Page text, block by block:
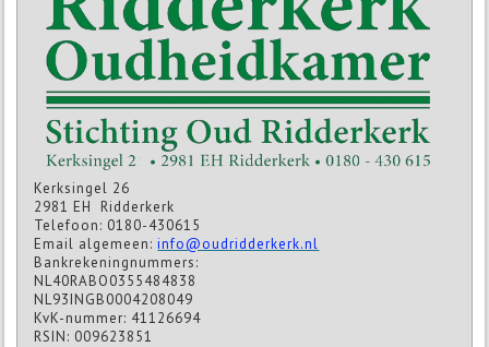
Kerksingel 26
2981 EH Ridderkerk
Telefoon: 0180-430615
Email algemeen:info@oudridderkerk.nl
Bankrekeningnummers:
NL40RABO0355484838
NL93INGB0004208049
KvK-nummer: 41126694
RSIN: 009623851